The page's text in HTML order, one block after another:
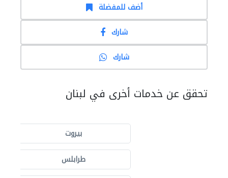
أضف للمفضلة
شارك
شارك
تحقق عن خدمات أخرى في لبنان
بيروت
طرابلس